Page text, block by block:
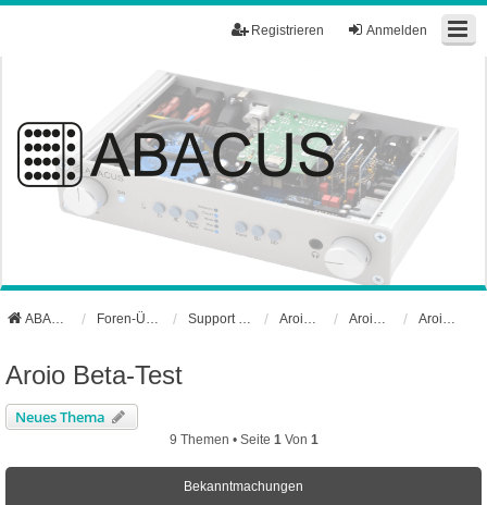
Anmelden
Registrieren
ABACUS Webseite
Aroio Beta-Test
Neues Thema
9 Themen • Seite 1 Von 1
Bekanntmachungen